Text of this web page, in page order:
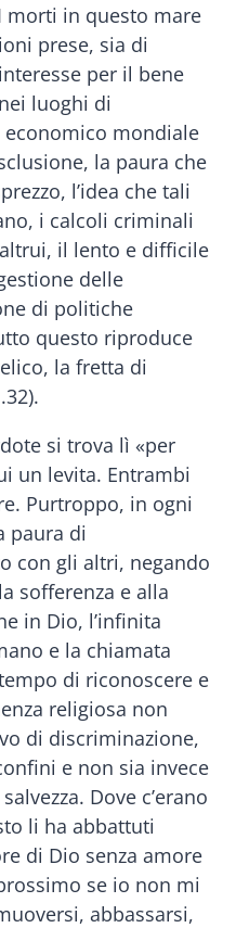
morti in questo mare
prese, sia di
per il bene
luoghi di
mondiale
la paura che
l’idea che tali
i calcoli criminali
il lento e difficile
delle
di politiche
questo riproduce
la fretta di
si trova lì «per
un levita. Entrambi
Purtroppo, in ogni
paura di
con gli altri, negando
sofferenza e alla
in Dio, l’infinita
e la chiamata
di riconoscere e
religiosa non
di discriminazione,
e non sia invece
Dove c’erano
li ha abbattuti
di Dio senza amore
se io non mi
abbassarsi,